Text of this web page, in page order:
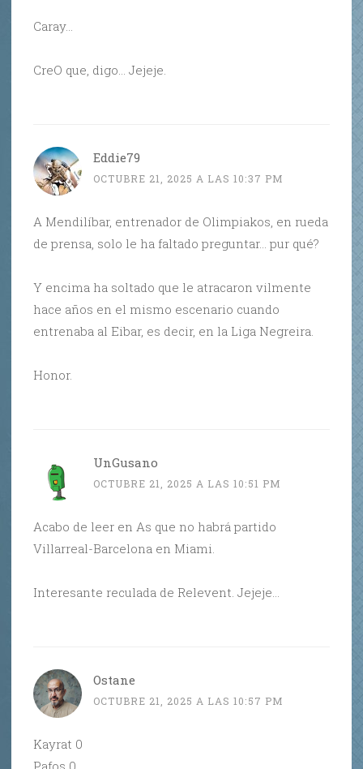
Caray…
CreO que, digo… Jejeje.
Eddie79
OCTUBRE 21, 2025 A LAS 10:37 PM
A Mendilíbar, entrenador de Olimpiakos, en rueda
de prensa, solo le ha faltado preguntar… pur qué?
Y encima ha soltado que le atracaron vilmente
hace años en el mismo escenario cuando
entrenaba al Eibar, es decir, en la Liga Negreira.
Honor.
UnGusano
OCTUBRE 21, 2025 A LAS 10:51 PM
Acabo de leer en As que no habrá partido
Villarreal-Barcelona en Miami.
Interesante reculada de Relevent. Jejeje…
Ostane
OCTUBRE 21, 2025 A LAS 10:57 PM
Kayrat 0